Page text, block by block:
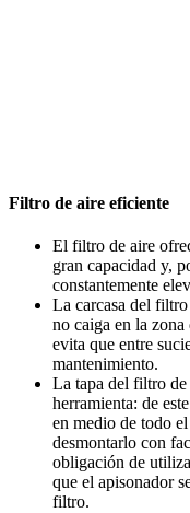
Filtro de aire eficiente
El filtro de aire
gran capacidad y,
constantemente
La carcasa del
no caiga en la
evita que entre
mantenimiento.
La tapa del filtro de
herramienta: de
en medio de todo
desmontarlo con
obligación de
que el apisonador
filtro.